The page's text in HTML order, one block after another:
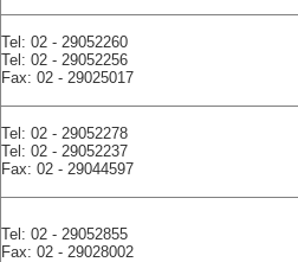
Tel: 02 - 29052260
Tel: 02 - 29052256
Fax: 02 - 29025017
Tel: 02 - 29052278
Tel: 02 - 29052237
Fax: 02 - 29044597
Tel: 02 - 29052855
Fax: 02 - 29028002